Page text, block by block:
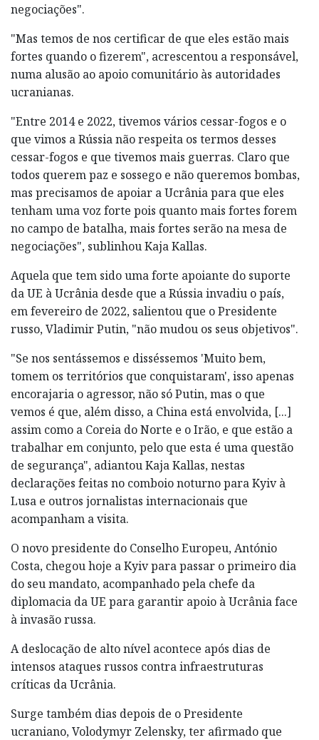
negociações".
"Mas temos de nos certificar de que eles estão mais
fortes quando o fizerem", acrescentou a responsável,
numa alusão ao apoio comunitário às autoridades
ucranianas.
"Entre 2014 e 2022, tivemos vários cessar-fogos e o
que vimos a Rússia não respeita os termos desses
cessar-fogos e que tivemos mais guerras. Claro que
todos querem paz e sossego e não queremos bombas,
mas precisamos de apoiar a Ucrânia para que eles
tenham uma voz forte pois quanto mais fortes forem
no campo de batalha, mais fortes serão na mesa de
negociações", sublinhou Kaja Kallas.
Aquela que tem sido uma forte apoiante do suporte
da UE à Ucrânia desde que a Rússia invadiu o país,
em fevereiro de 2022, salientou que o Presidente
russo, Vladimir Putin, "não mudou os seus objetivos".
"Se nos sentássemos e disséssemos 'Muito bem,
tomem os territórios que conquistaram', isso apenas
encorajaria o agressor, não só Putin, mas o que
vemos é que, além disso, a China está envolvida, [...]
assim como a Coreia do Norte e o Irão, e que estão a
trabalhar em conjunto, pelo que esta é uma questão
de segurança", adiantou Kaja Kallas, nestas
declarações feitas no comboio noturno para Kyiv à
Lusa e outros jornalistas internacionais que
acompanham a visita.
O novo presidente do Conselho Europeu, António
Costa, chegou hoje a Kyiv para passar o primeiro dia
do seu mandato, acompanhado pela chefe da
diplomacia da UE para garantir apoio à Ucrânia face
à invasão russa.
A deslocação de alto nível acontece após dias de
intensos ataques russos contra infraestruturas
críticas da Ucrânia.
Surge também dias depois de o Presidente
ucraniano, Volodymyr Zelensky, ter afirmado que